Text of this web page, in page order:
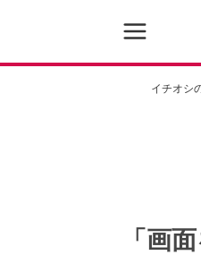
イチオシ
「画